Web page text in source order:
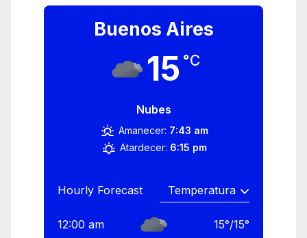
Buenos Aires
15 °C
Nubes
Amanecer: 7:43 am
Atardecer: 6:15 pm
Hourly Forecast
12:00 am 15°/15°